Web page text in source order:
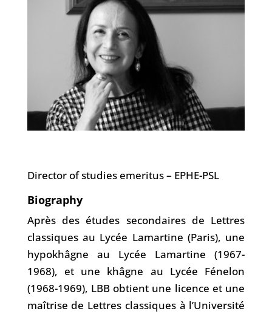
Director of studies emeritus – EPHE-PSL
Biography
Après des études secondaires de Lettres
classiques au Lycée Lamartine (Paris), une
hypokhâgne au Lycée Lamartine (1967-
1968), et une khâgne au Lycée Fénelon
(1968-1969), LBB obtient une licence et une
maîtrise de Lettres classiques à l’Université